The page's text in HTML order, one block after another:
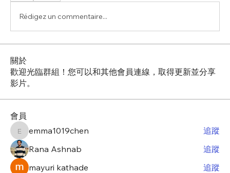
Rédigez un commentaire...
關於
歡迎光臨群組！您可以和其他會員連線，取得更新並分享
影片。
會員
emma1019chen
emma1019chen
追蹤
Rana Ashnab
追蹤
mayuri kathade
追蹤